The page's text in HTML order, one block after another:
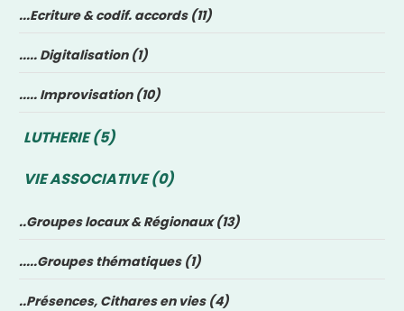
...Ecriture & codif. accords (11)
..... Digitalisation (1)
..... Improvisation (10)
LUTHERIE (5)
VIE ASSOCIATIVE (0)
..Groupes locaux & Régionaux (13)
.....Groupes thématiques (1)
..Présences, Cithares en vies (4)